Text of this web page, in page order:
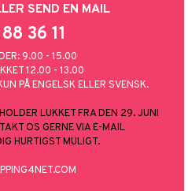
SEND EN MAIL
36 11
9.00 - 15.00
12.00 - 13.00
PÅ ENGELSK ELLER SVENSK.
LUKKET FRA DEN 29. JUNI
OS GERNE VIA E-MAIL
HURTIGST MULIGT.